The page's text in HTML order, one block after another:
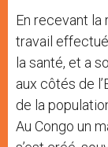
En recevant la
travail
la santé, et a
aux côtés de
de la
Au Congo un